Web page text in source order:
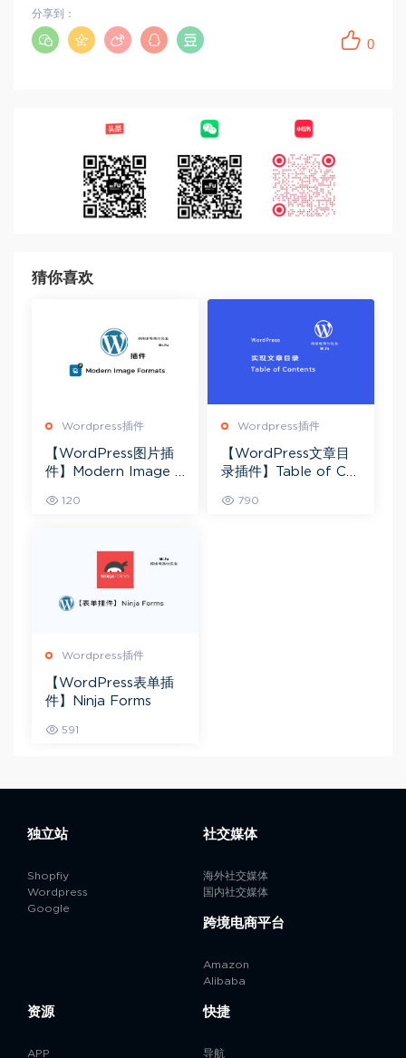
0
分享到：
猜你喜欢
Wordpress插件
【WordPress图片插
件】Modern Image F
为AVIF或Webp
120
Wordpress插件
【WordPress文章目
录插件】Table of Co
790
Wordpress插件
【WordPress表单插
件】Ninja Forms
591
独立站
Shopfiy
Wordpress
Google
社交媒体
海外社交媒体
国内社交媒体
跨境电商平台
Amazon
Alibaba
资源
APP
快捷
导航